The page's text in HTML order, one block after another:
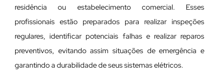
residência ou estabelecimento comercial. Esses
profissionais estão preparados para realizar inspeções
regulares, identificar potenciais falhas e realizar reparos
preventivos, evitando assim situações de emergência e
garantindo a durabilidade de seus sistemas elétricos.